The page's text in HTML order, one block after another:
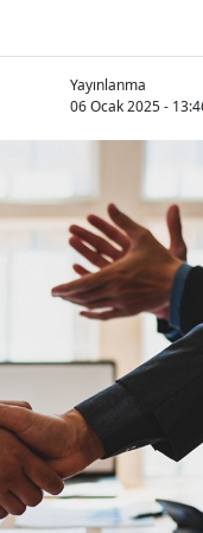
Yayınlanma
06 Ocak 2025 -